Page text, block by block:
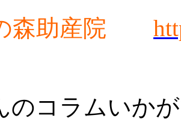
森助産院
のコラムいか